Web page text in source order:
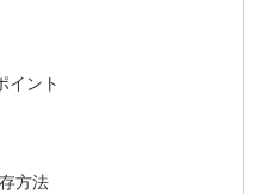
イント
方法